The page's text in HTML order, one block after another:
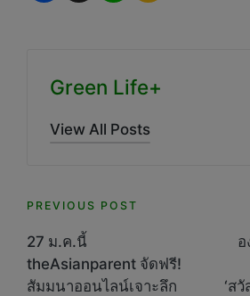
Green Life+
View All Posts
Post
navigation
PREVIOUS POST
27 ม.ค.นี้
theAsianparent จัดฟรี!
สัมมนาออนไลน์เจาะลึก
‘ส